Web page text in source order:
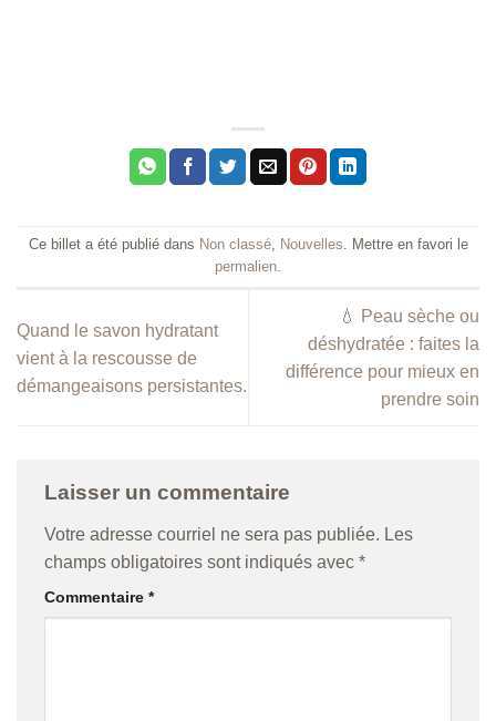
Ce billet a été publié dans Non classé, Nouvelles. Mettre en favori le
permalien.
Quand le savon hydratant
vient à la rescousse de
démangeaisons persistantes.
💧 Peau sèche ou
déshydratée : faites la
différence pour mieux en
prendre soin
Laisser un commentaire
Votre adresse courriel ne sera pas publiée. Les
champs obligatoires sont indiqués avec *
Commentaire *